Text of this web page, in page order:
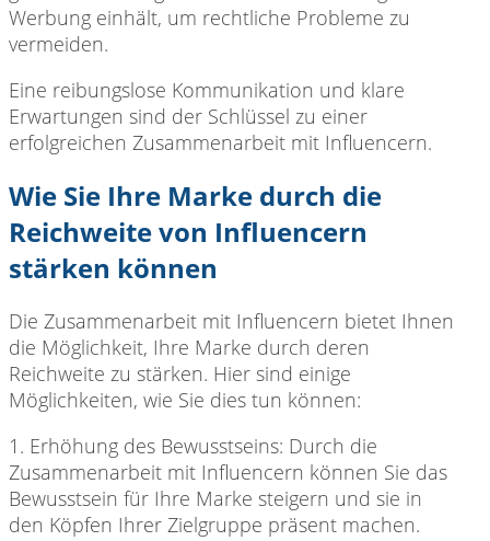
Werbung einhält, um rechtliche Probleme zu
vermeiden.
Eine reibungslose Kommunikation und klare
Erwartungen sind der Schlüssel zu einer
erfolgreichen Zusammenarbeit mit Influencern.
Wie Sie Ihre Marke durch die
Reichweite von Influencern
stärken können
Die Zusammenarbeit mit Influencern bietet Ihnen
die Möglichkeit, Ihre Marke durch deren
Reichweite zu stärken. Hier sind einige
Möglichkeiten, wie Sie dies tun können:
1. Erhöhung des Bewusstseins: Durch die
Zusammenarbeit mit Influencern können Sie das
Bewusstsein für Ihre Marke steigern und sie in
den Köpfen Ihrer Zielgruppe präsent machen.